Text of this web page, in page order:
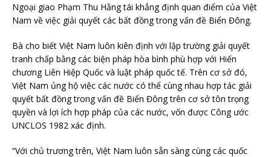
Ngoại giao Phạm Thu Hằng tái khẳng định quan điểm của Việt
Nam về việc giải quyết các bất đồng trong vấn đề Biển Đông.
Bà cho biết Việt Nam luôn kiên định với lập trường giải quyết
tranh chấp bằng các biện pháp hòa bình phù hợp với Hiến
chương Liên Hiệp Quốc và luật pháp quốc tế. Trên cơ sở đó,
Việt Nam ủng hộ việc các nước có thể cùng nhau hợp tác giải
quyết bất đồng trong vấn đề Biển Đông trên cơ sở tôn trọng
quyền và lợi ích hợp pháp của các nước, vốn được Công ước
UNCLOS 1982 xác định.
“Với chủ trương trên, Việt Nam luôn sẵn sàng cùng các quốc